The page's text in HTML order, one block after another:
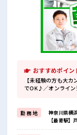
おすすめポイン
【未経験の方も大
でOK♪／オンライン
勤 務 地
神奈川県横
【最寄駅】